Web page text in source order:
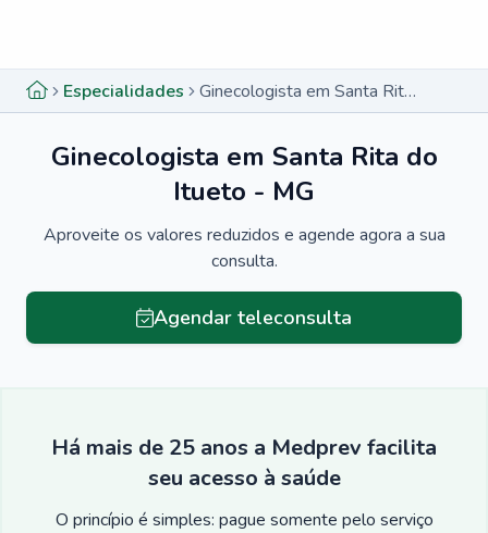
Especialidades Ginecologista em Santa Rita do Itueto - MG
Ginecologista em Santa Rita do
Itueto - MG
Aproveite os valores reduzidos e agende agora a sua
consulta.
Agendar teleconsulta
Há mais de 25 anos a Medprev facilita
seu acesso à saúde
O princípio é simples: pague somente pelo serviço